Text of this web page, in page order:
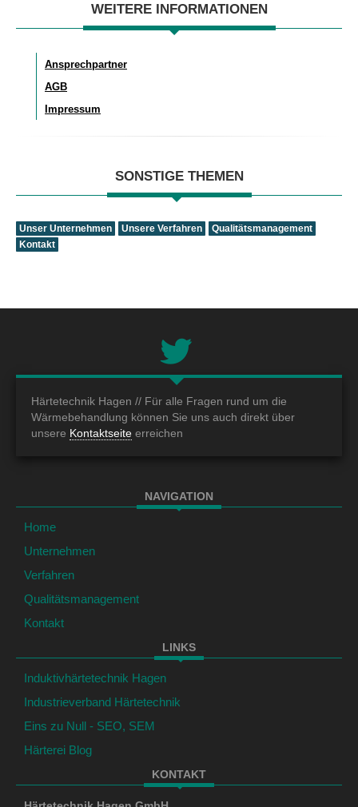
WEITERE INFORMATIONEN
Ansprechpartner
AGB
Impressum
SONSTIGE THEMEN
Unser Unternehmen Unsere Verfahren
Qualitätsmanagement
Kontakt
Härtetechnik Hagen // Für alle Fragen rund um die
Wärmebehandlung können Sie uns auch direkt über
unsere Kontaktseite erreichen
NAVIGATION
Home
Unternehmen
Verfahren
Qualitätsmanagement
Kontakt
LINKS
Induktivhärtetechnik Hagen
Industrieverband Härtetechnik
Eins zu Null - SEO, SEM
Härterei Blog
KONTAKT